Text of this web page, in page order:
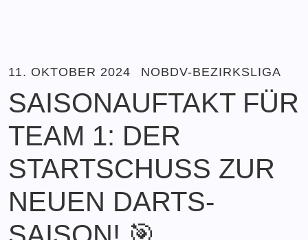
11. OKTOBER 2024 NOBDV-BEZIRKSLIGA
SAISONAUFTAKT FÜR
TEAM 1: DER
STARTSCHUSS ZUR
NEUEN DARTS-